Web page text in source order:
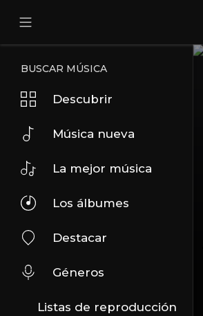
BUSCAR MÚSICA
Descubrir
Música nueva
La mejor música
Los álbumes
Destacar
Géneros
Listas de reproducción